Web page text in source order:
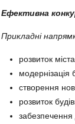
Ефективна
Прикладні
розвиток
модернізація
створення
розвиток
забезпечення